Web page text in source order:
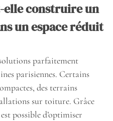
elle construire un
un espace réduit
parfaitement
parisiennes. Certains
des terrains
sur toiture. Grâce
possible d’optimiser